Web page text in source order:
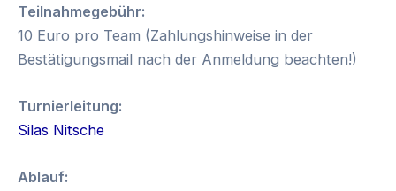
Teilnahmegebühr:
10 Euro pro Team (Zahlungshinweise in der
Bestätigungsmail nach der Anmeldung beachten!)
Turnierleitung:
Silas Nitsche
Ablauf: